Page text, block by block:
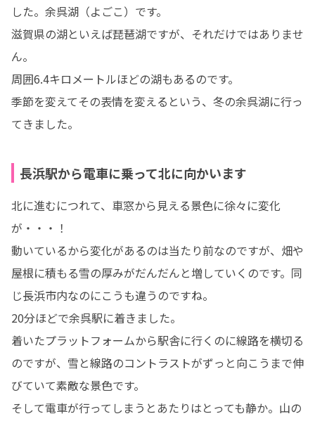
した。余呉湖（よごこ）です。
滋賀県の湖といえば琵琶湖ですが、それだけではありませ
ん。
周囲6.4キロメートルほどの湖もあるのです。
季節を変えてその表情を変えるという、冬の余呉湖に行っ
てきました。
長浜駅から電車に乗って北に向かいます
北に進むにつれて、車窓から見える景色に徐々に変化
が・・・！
動いているから変化があるのは当たり前なのですが、畑や
屋根に積もる雪の厚みがだんだんと増していくのです。同
じ長浜市内なのにこうも違うのですね。
20分ほどで余呉駅に着きました。
着いたプラットフォームから駅舎に行くのに線路を横切る
のですが、雪と線路のコントラストがずっと向こうまで伸
びていて素敵な景色です。
そして電車が行ってしまうとあたりはとっても静か。山の